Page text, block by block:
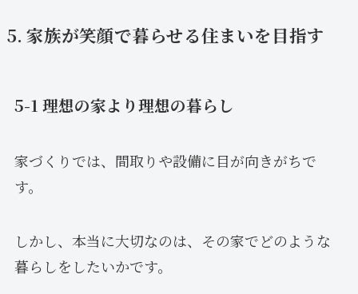
5. 家族が笑顔で暮らせる住まいを目指す
5-1 理想の家より理想の暮らし
家づくりでは、間取りや設備に目が向きがちで
す。
しかし、本当に大切なのは、その家でどのような
暮らしをしたいかです。